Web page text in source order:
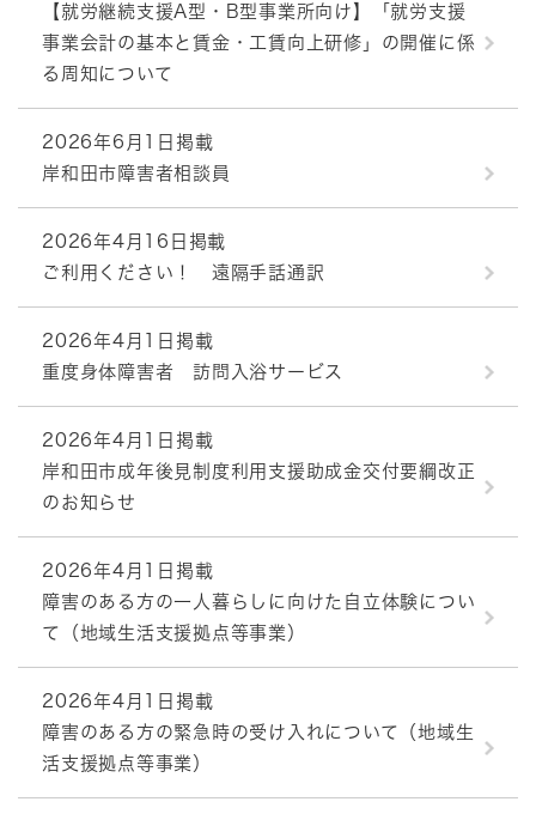
【就労継続支援A型・B型事業所向け】「就労支援
事業会計の基本と賃金・工賃向上研修」の開催に係
る周知について
2026年6月1日掲載
岸和田市障害者相談員
2026年4月16日掲載
ご利用ください！ 遠隔手話通訳
2026年4月1日掲載
重度身体障害者 訪問入浴サービス
2026年4月1日掲載
岸和田市成年後見制度利用支援助成金交付要綱改正
のお知らせ
2026年4月1日掲載
障害のある方の一人暮らしに向けた自立体験につい
て（地域生活支援拠点等事業）
2026年4月1日掲載
障害のある方の緊急時の受け入れについて（地域生
活支援拠点等事業）